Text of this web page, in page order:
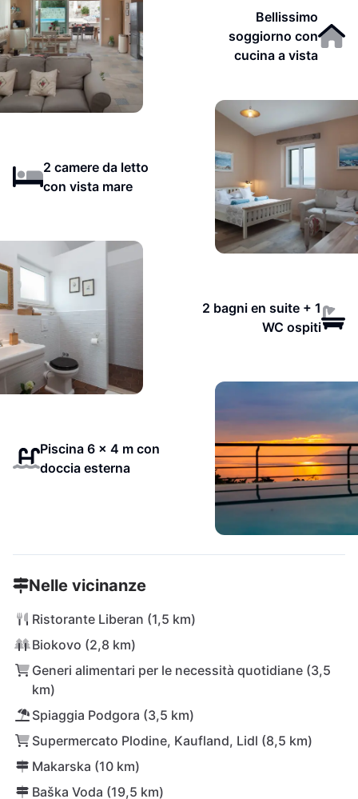
Bellissimo
soggiorno con
cucina a vista
2 camere da letto
con vista mare
2 bagni en suite + 1
WC ospiti
Piscina 6 x 4 m con
doccia esterna
Nelle vicinanze
Ristorante Liberan (1,5 km)
Biokovo (2,8 km)
Generi alimentari per le necessità quotidiane (3,5
km)
Spiaggia Podgora (3,5 km)
Supermercato Plodine, Kaufland, Lidl (8,5 km)
Makarska (10 km)
Baška Voda (19,5 km)